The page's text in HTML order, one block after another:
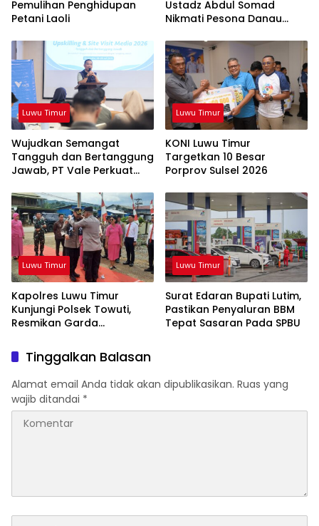
Pemulihan Penghidupan
Petani Laoli
Ustadz Abdul Somad
Nikmati Pesona Danau
Luwu Timur
Wujudkan Semangat
Tangguh dan Bertanggung
Jawab, PT Vale Perkuat
yang Kredibel
Luwu Timur
KONI Luwu Timur
Targetkan 10 Besar
Porprov Sulsel 2026
Luwu Timur
Kapolres Luwu Timur
Kunjungi Polsek Towuti,
Resmikan Garda
Desa Timampu
Luwu Timur
Surat Edaran Bupati Lutim,
Pastikan Penyaluran BBM
Tepat Sasaran Pada SPBU
Tinggalkan Balasan
Alamat email Anda tidak akan dipublikasikan. Ruas yang
wajib ditandai *